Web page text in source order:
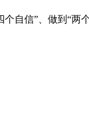
自信”、做到“两